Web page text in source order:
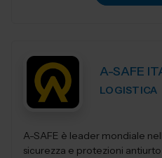
A-SAFE
LOGISTICA
A-SAFE è leader mondiale
sicurezza e protezioni